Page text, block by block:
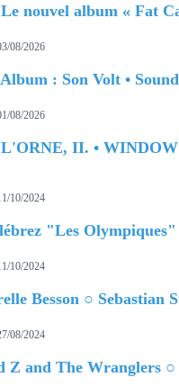
08/2026
08/2026
II. • WINDOW
10/2024
10/2024
08/2024